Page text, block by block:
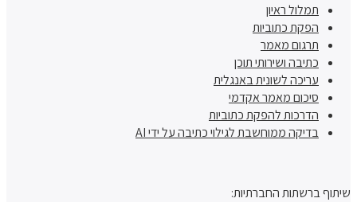
תמלול ראיון
הפקת כתוביות
תרגום מאמר
כתיבה ושירותי תוכן
עריכה לשונית באנגלית
סיכום מאמר אקדמי
הדרכות להפקת כתוביות
בדיקה ממוחשבת לגילוי כתיבה על ידי AI
שיתוף ברשתות החברתיות: